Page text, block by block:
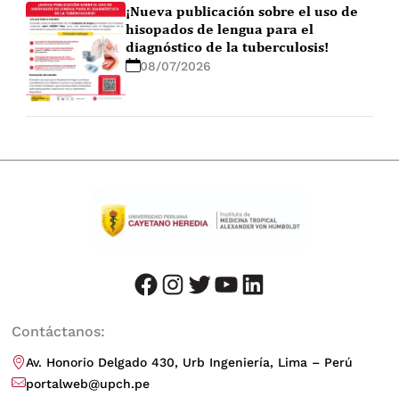
¡Nueva publicación sobre el uso de
hisopados de lengua para el
diagnóstico de la tuberculosis!
08/07/2026
facebook instagram twitter youtube LinkedIn
Contáctanos:
Av. Honorio Delgado 430, Urb Ingeniería, Lima – Perú
portalweb@upch.pe